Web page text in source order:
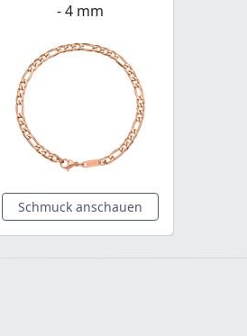
- 4 mm
Schmuck anschauen